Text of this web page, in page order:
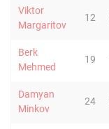
Viktor
Margaritov
12
Berk
Mehmed
19
Damyan
Minkov
24